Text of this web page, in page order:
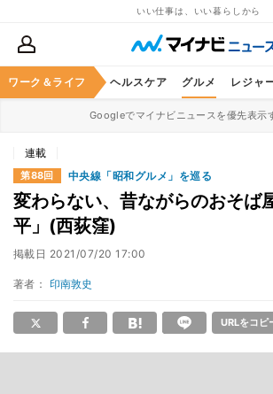
いい仕事は、いい暮らしから
ワーク＆ライフ
マネー 暮らし ヘルスケア グルメ レジャ
Googleでマイナビニュースを優先表示
連載
第88回 中央線「昭和グルメ」を巡る
変わらない、昔ながらのおそば
平」(西荻窪)
掲載日 2021/07/20 17:00
著者： 印南敦史
URLをコピ